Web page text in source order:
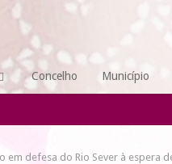
Concelho Município
em defesa do Rio Sever à espera